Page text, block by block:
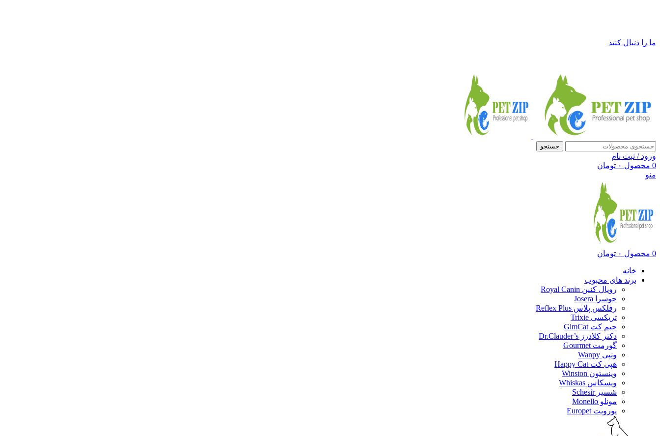
ما را دنبال کنید
جستجو
ورود / ثبت نام
0 محصول ۰ تومان
منو
0 محصول ۰ تومان
خانه
برند های محبوب
رویال کنین Royal Canin
جوسرا Josera
رفلکس پلاس Reflex Plus
تریکسی Trixie
جیم کت GimCat
دکتر کلادرز Dr.Clauder’s
گورمت Gourmet
ونپی Wanpy
هپی کت Happy Cat
وینستون Winston
ویسکاس Whiskas
شسیر Schesir
مونلو Monello
یوروپت Europet